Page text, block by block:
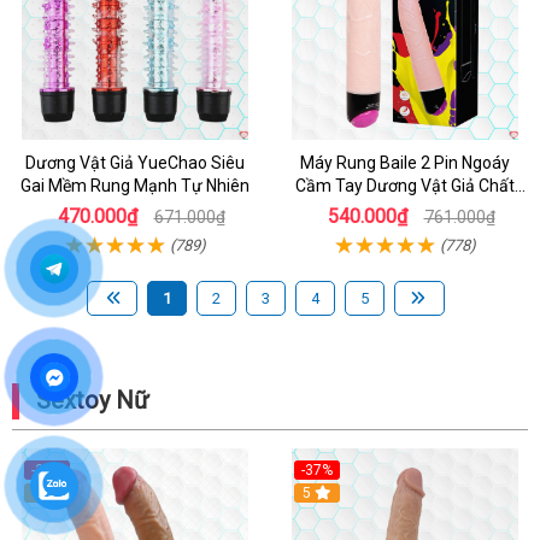
Dương Vật Giả YueChao Siêu
Gai Mềm Rung Mạnh Tự Nhiên
470.000₫ 671.000₫
(789)
Máy Rung Baile 2 Pin Ngoáy
Cầm Tay Dương Vật Giả Chất
Lượng
540.000₫ 761.000₫
(778)
1 2 3 4 5
Sextoy Nữ
-39%
Hot
5
-37%
5